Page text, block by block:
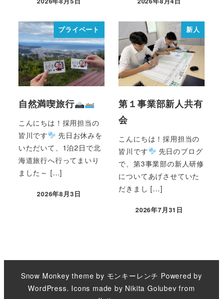
プライベート
自然満喫旅行
こんにちは！採用担当の
皆川です
先日お休みを
いただいて、1泊2日で北
海道旅行へ行ってまいり
ました～ […]
2026年8月3日
新人
第１事業部新人共有
会
こんにちは！採用担当の
皆川です
先日のブログ
で、第3事業部の新人研修
についてあげさせていた
だきまし […]
2026年7月31日
Snow Monkey theme by モンキーレンチ Powered by
WordPress. Icons made by Nikita Golubev from